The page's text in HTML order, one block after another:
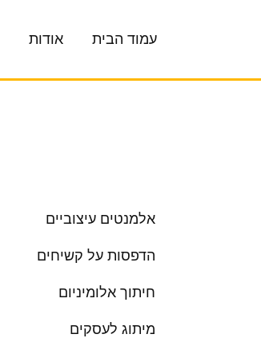
עמוד הבית אודות
אלמנטים עיצוביים
הדפסות על קשיחים
חיתוך אלומיניום
מיתוג לעסקים